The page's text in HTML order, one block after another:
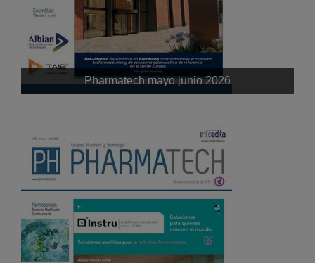
Pharmatech mayo junio 2026